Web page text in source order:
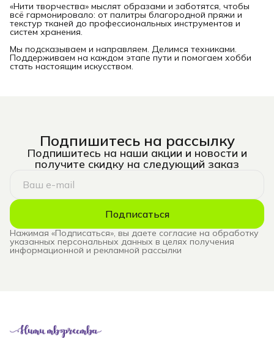
«Нити творчества» мыслят образами и заботятся, чтобы
всё гармонировало: от палитры благородной пряжи и
текстур тканей до профессиональных инструментов и
систем хранения.
Мы подсказываем и направляем. Делимся техниками.
Поддерживаем на каждом этапе пути и помогаем хобби
стать настоящим искусством.
Подпишитесь на рассылку
Подпишитесь на наши акции и новости и
получите скидку на следующий заказ
Подписаться
Нажимая «Подписаться», вы даете согласие на обработку
указанных персональных данных в целях получения
информационной и рекламной рассылки